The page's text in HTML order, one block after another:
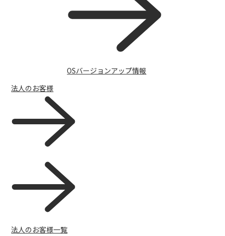
OSバージョンアップ情報
法人のお客様
法人のお客様一覧